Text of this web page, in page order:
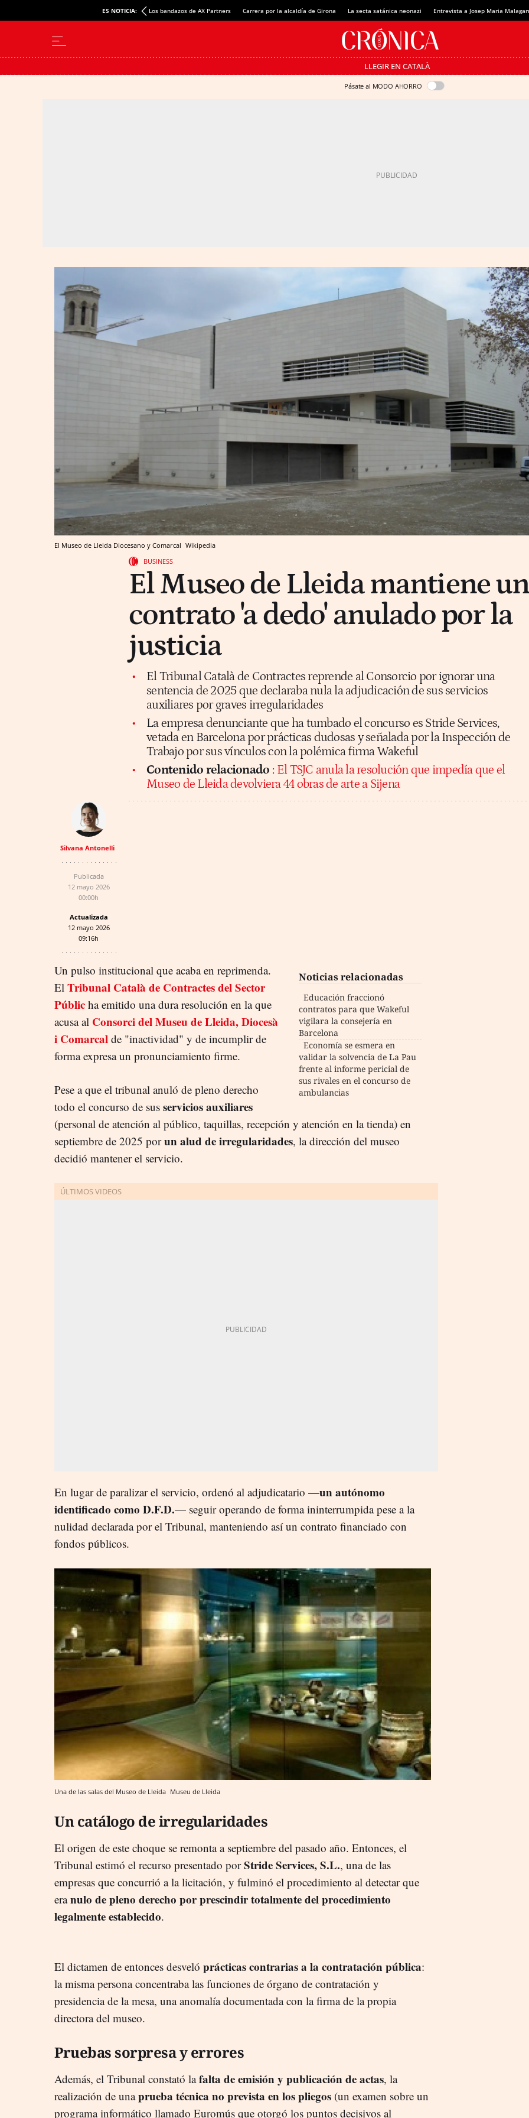
ES NOTICIA: Los bandazos de AX Partners Carrera por la alcaldía de Girona La secta satánica neonazi Entrevista a Josep Maria
LLEGIR EN CATALÀ
Pásate al MODO AHORRO
El Museo de Lleida Diocesano y Comarcal Wikipedia
BUSINESS
El Museo de Lleida mantiene un
contrato 'a dedo' anulado por la
justicia
El Tribunal Català de Contractes reprende al Consorcio por ignorar una
sentencia de 2025 que declaraba nula la adjudicación de sus servicios
auxiliares por graves irregularidades
La empresa denunciante que ha tumbado el concurso es Stride Services,
vetada en Barcelona por prácticas dudosas y señalada por la Inspección de
Trabajo por sus vínculos con la polémica firma Wakeful
Contenido relacionado : El TSJC anula la resolución que impedía que el
Museo de Lleida devolviera 44 obras de arte a Sijena
Silvana Antonelli
Publicada
12 mayo 2026
00:00h
Actualizada
12 mayo 2026
09:16h
Noticias relacionadas
Educación fraccionó
contratos para que Wakeful
vigilara la consejería en
Barcelona
Economía se esmera en
validar la solvencia de La Pau
frente al informe pericial de
sus rivales en el concurso de
ambulancias
Un pulso institucional que acaba en reprimenda.
El Tribunal Català de Contractes del Sector
Públic ha emitido una dura resolución en la que
acusa al Consorci del Museu de Lleida, Diocesà
i Comarcal de "inactividad" y de incumplir de
forma expresa un pronunciamiento firme.
Pese a que el tribunal anuló de pleno derecho
todo el concurso de sus servicios auxiliares
(personal de atención al público, taquillas, recepción y atención en la tienda) en
septiembre de 2025 porun alud de irregularidades, la dirección del museo
decidió mantener el servicio.
En lugar de paralizar el servicio, ordenó al adjudicatario —un autónomo
identificado como D.F.D.— seguir operando de forma ininterrumpida pese a la
nulidad declarada por el Tribunal, manteniendo así un contrato financiado con
fondos públicos.
Una de las salas del Museo de Lleida Museu de Lleida
Un catálogo de irregularidades
El origen de este choque se remonta a septiembre del pasado año. Entonces, el
Tribunal estimó el recurso presentado porStride Services, S.L., una de las
empresas que concurrió a la licitación, y fulminó el procedimiento al detectar que
eranulo de pleno derecho por prescindir totalmente del procedimiento
legalmente establecido.
El dictamen de entonces desveló prácticas contrarias a la contratación pública:
la misma persona concentraba las funciones de órgano de contratación y
presidencia de la mesa, una anomalía documentada con la firma de la propia
directora del museo.
Pruebas sorpresa y errores
Además, el Tribunal constató lafalta de emisión y publicación de actas, la
realización de unaprueba técnica no prevista en los pliegos (un examen sobre un
programa informático llamado Euromús que otorgó los puntos decisivos al